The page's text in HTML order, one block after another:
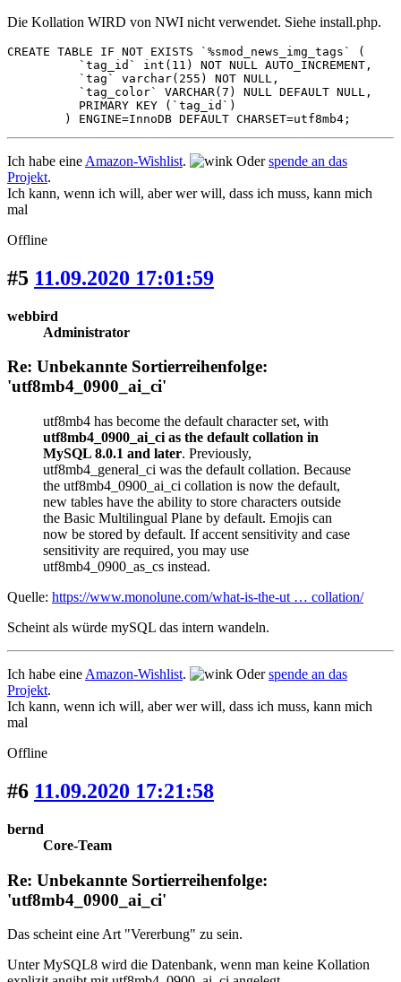
Die Kollation WIRD von NWI nicht verwendet. Siehe install.php.
CREATE TABLE IF NOT EXISTS `%smod_news_img_tags` (
          `tag_id` int(11) NOT NULL AUTO_INCREMENT,
          `tag` varchar(255) NOT NULL,
          `tag_color` VARCHAR(7) NULL DEFAULT NULL,
          PRIMARY KEY (`tag_id`)
        ) ENGINE=InnoDB DEFAULT CHARSET=utf8mb4;
Ich habe eine Amazon-Wishlist. Oderspende an das
Projekt.
Ich kann, wenn ich will, aber wer will, dass ich muss, kann mich
mal
Offline
#5 11.09.2020 17:01:59
webbird
Administrator
Re: Unbekannte Sortierreihenfolge:
'utf8mb4_0900_ai_ci'
utf8mb4 has become the default character set, with
utf8mb4_0900_ai_ci as the default collation in
MySQL 8.0.1 and later. Previously,
utf8mb4_general_ci was the default collation. Because
the utf8mb4_0900_ai_ci collation is now the default,
new tables have the ability to store characters outside
the Basic Multilingual Plane by default. Emojis can
now be stored by default. If accent sensitivity and case
sensitivity are required, you may use
utf8mb4_0900_as_cs instead.
Quelle: https://www.monolune.com/what-is-the-ut … collation/
Scheint als würde mySQL das intern wandeln.
Ich habe eine Amazon-Wishlist. Oderspende an das
Projekt.
Ich kann, wenn ich will, aber wer will, dass ich muss, kann mich
mal
Offline
#6 11.09.2020 17:21:58
bernd
Core-Team
Re: Unbekannte Sortierreihenfolge:
'utf8mb4_0900_ai_ci'
Das scheint eine Art "Vererbung" zu sein.
Unter MySQL8 wird die Datenbank, wenn man keine Kollation